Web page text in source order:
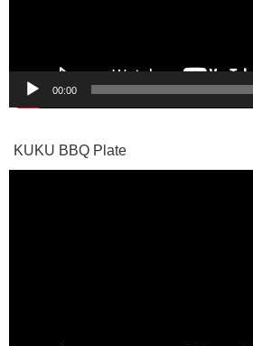
00:00
KUKU BBQ Plate